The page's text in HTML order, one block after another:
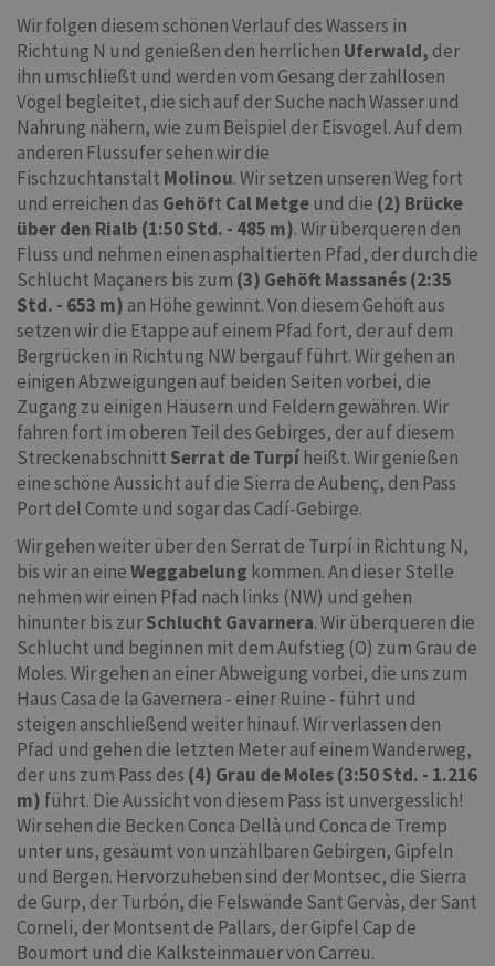
Wir folgen diesem schönen Verlauf des Wassers in
Richtung N und genießen den herrlichen Uferwald, der
ihn umschließt und werden vom Gesang der zahllosen
Vögel begleitet, die sich auf der Suche nach Wasser und
Nahrung nähern, wie zum Beispiel der Eisvogel. Auf dem
anderen Flussufer sehen wir die
Fischzuchtanstalt Molinou. Wir setzen unseren Weg fort
und erreichen das Gehöft Cal Metgeund die (2) Brücke
über den Rialb (1:50 Std. - 485 m). Wir überqueren den
Fluss und nehmen einen asphaltierten Pfad, der durch die
Schlucht Maçaners bis zum (3) Gehöft Massanés (2:35
Std. - 653 m) an Höhe gewinnt. Von diesem Gehöft aus
setzen wir die Etappe auf einem Pfad fort, der auf dem
Bergrücken in Richtung NW bergauf führt. Wir gehen an
einigen Abzweigungen auf beiden Seiten vorbei, die
Zugang zu einigen Häusern und Feldern gewähren. Wir
fahren fort im oberen Teil des Gebirges, der auf diesem
Streckenabschnitt Serrat de Turpíheißt. Wir genießen
eine schöne Aussicht auf die Sierra de Aubenç, den Pass
Port del Comte und sogar das Cadí-Gebirge.
Wir gehen weiter über den Serrat de Turpí in Richtung N,
bis wir an eineWeggabelung kommen. An dieser Stelle
nehmen wir einen Pfad nach links (NW) und gehen
hinunter bis zurSchlucht Gavarnera. Wir überqueren die
Schlucht und beginnen mit dem Aufstieg (O) zum Grau de
Moles. Wir gehen an einer Abweigung vorbei, die uns zum
Haus Casa de la Gavernera - einer Ruine - führt und
steigen anschließend weiter hinauf. Wir verlassen den
Pfad und gehen die letzten Meter auf einem Wanderweg,
der uns zum Pass des (4) Grau de Moles (3:50 Std. - 1.216
m) führt. Die Aussicht von diesem Pass ist unvergesslich!
Wir sehen die Becken Conca Dellà und Conca de Tremp
unter uns, gesäumt von unzählbaren Gebirgen, Gipfeln
und Bergen. Hervorzuheben sind der Montsec, die Sierra
de Gurp, der Turbón, die Felswände Sant Gervàs, der Sant
Corneli, der Montsent de Pallars, der Gipfel Cap de
Boumort und die Kalksteinmauer von Carreu.